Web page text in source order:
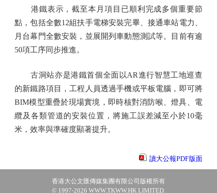
港鐵表示，截至本月項目已順利完成多個重要節
點，包括全數12組扶手電梯安裝完畢、接通車站電力、
月台幕門全數安裝，並展開列車動態測試等。目前有逾
50項工序同步推進。
古洞站亦是港鐵首個全面以AR進行智慧工地巡查
的新鐵路項目，工程人員透過手機或平板電腦，即可將
BIM模型重疊於現場實境，即時核對消防喉、燈具、電
纜及各類管道的安裝位置，將施工誤差減至小於10毫
米，效率與準確度顯著提升。
讀大公報PDF版面
香港大公文匯傳媒集團有限公司版權所有
© 1997-2026 WWW.TKWW.HK LIMITED.